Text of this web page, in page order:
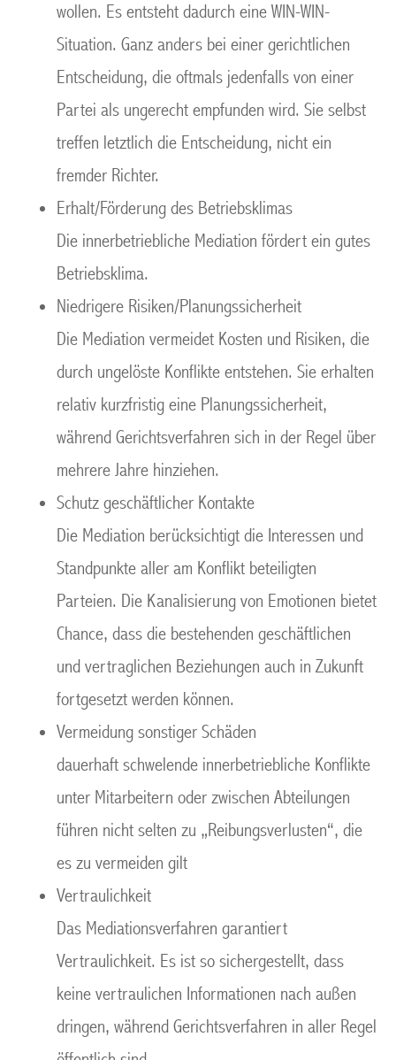
wollen. Es entsteht dadurch eine WIN-WIN-
Situation. Ganz anders bei einer gerichtlichen
Entscheidung, die oftmals jedenfalls von einer
Partei als ungerecht empfunden wird. Sie selbst
treffen letztlich die Entscheidung, nicht ein
fremder Richter.
Erhalt/Förderung des Betriebsklimas
Die innerbetriebliche Mediation fördert ein gutes
Betriebsklima.
Niedrigere Risiken/Planungssicherheit
Die Mediation vermeidet Kosten und Risiken, die
durch ungelöste Konflikte entstehen. Sie erhalten
relativ kurzfristig eine Planungssicherheit,
während Gerichtsverfahren sich in der Regel über
mehrere Jahre hinziehen.
Schutz geschäftlicher Kontakte
Die Mediation berücksichtigt die Interessen und
Standpunkte aller am Konflikt beteiligten
Parteien. Die Kanalisierung von Emotionen bietet
Chance, dass die bestehenden geschäftlichen
und vertraglichen Beziehungen auch in Zukunft
fortgesetzt werden können.
Vermeidung sonstiger Schäden
dauerhaft schwelende innerbetriebliche Konflikte
unter Mitarbeitern oder zwischen Abteilungen
führen nicht selten zu „Reibungsverlusten“, die
es zu vermeiden gilt
Vertraulichkeit
Das Mediationsverfahren garantiert
Vertraulichkeit. Es ist so sichergestellt, dass
keine vertraulichen Informationen nach außen
dringen, während Gerichtsverfahren in aller Regel